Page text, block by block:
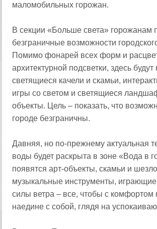
маломобильных горожан.
В секции «Больше света» горожанам
безграничные возможности
Помимо фонарей всех форм и
архитектурной подсветки, здесь
светящиеся качели и скамьи,
игры со светом и светящиеся
объекты. Цель – показать, что
городе безграничны.
Давняя, но по-прежнему актуальная
воды будет раскрыта в зоне «Вода в
появятся арт-объекты, скамьи и
музыкальные инструменты,
силы ветра – все, чтобы с комфортом
наедине с собой, глядя на